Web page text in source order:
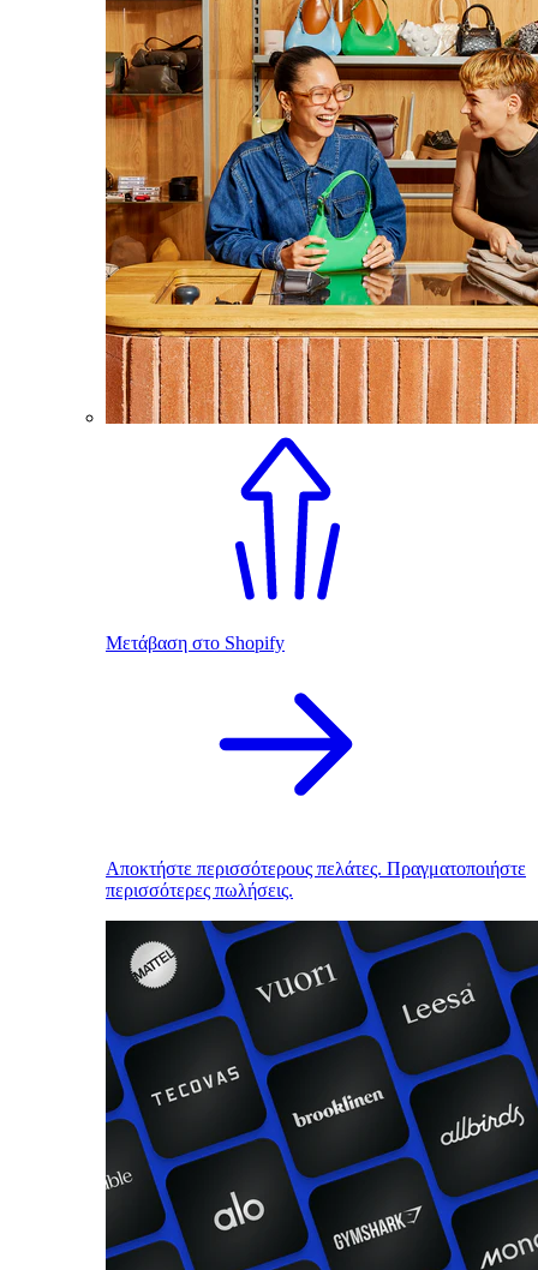
Μετάβαση στο Shopify
Αποκτήστε περισσότερους πελάτες. Πραγματοποιήστε
περισσότερες πωλήσεις.